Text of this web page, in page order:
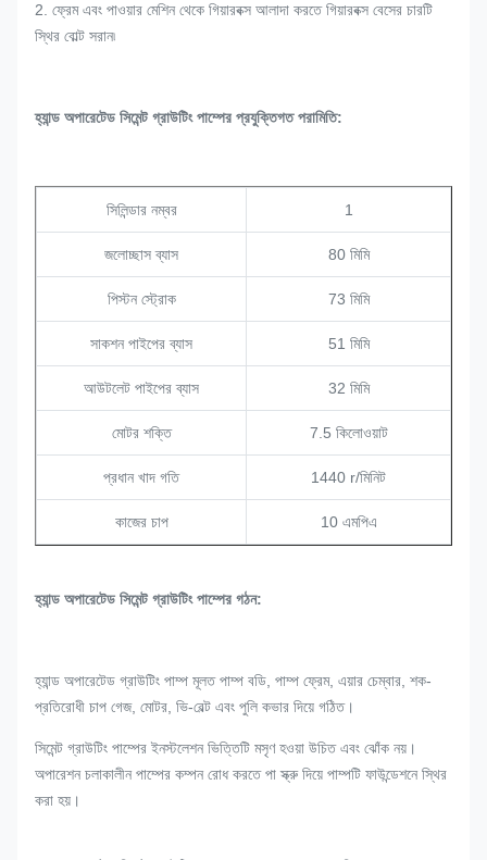
2. ফ্রেম এবং পাওয়ার মেশিন থেকে গিয়ারবক্স আলাদা করতে গিয়ারবক্স বেসের চারটি
স্থির বোল্ট সরান৷
হ্যান্ড অপারেটেড সিমেন্ট গ্রাউটিং পাম্পের প্রযুক্তিগত পরামিতি:
সিলিন্ডার নম্বর 1
জলোচ্ছাস ব্যাস 80 মিমি
পিস্টন স্ট্রোক 73 মিমি
সাকশন পাইপের ব্যাস 51 মিমি
আউটলেট পাইপের ব্যাস 32 মিমি
মোটর শক্তি 7.5 কিলোওয়াট
প্রধান খাদ গতি 1440 r/মিনিট
কাজের চাপ 10 এমপিএ
হ্যান্ড অপারেটেড সিমেন্ট গ্রাউটিং পাম্পের গঠন:
হ্যান্ড অপারেটেড গ্রাউটিং পাম্প মূলত পাম্প বডি, পাম্প ফ্রেম, এয়ার চেম্বার, শক-
প্রতিরোধী চাপ গেজ, মোটর, ভি-বেল্ট এবং পুলি কভার দিয়ে গঠিত।
সিমেন্ট গ্রাউটিং পাম্পের ইনস্টলেশন ভিত্তিটি মসৃণ হওয়া উচিত এবং ঝোঁক নয়।
অপারেশন চলাকালীন পাম্পের কম্পন রোধ করতে পা স্ক্রু দিয়ে পাম্পটি ফাউন্ডেশনে স্থির
করা হয়।